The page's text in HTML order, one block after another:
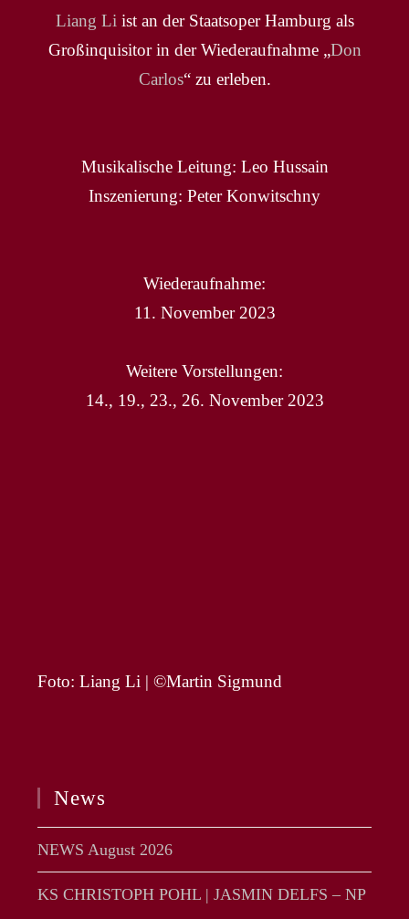
Liang Liist an der Staatsoper Hamburg als
Großinquisitor in der Wiederaufnahme „Don
Carlos“ zu erleben.
Musikalische Leitung: Leo Hussain
Inszenierung: Peter Konwitschny
Wiederaufnahme:
11. November 2023
Weitere Vorstellungen:
14., 19., 23., 26. November 2023
Foto: Liang Li | ©Martin Sigmund
News
NEWS August 2026
KS CHRISTOPH POHL | JASMIN DELFS – NP